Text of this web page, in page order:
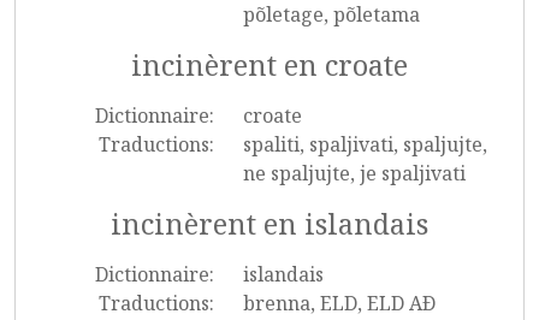
põletage, põletama
incinèrent en croate
Dictionnaire:
croate
Traductions:
spaliti, spaljivati, spaljujte,
ne spaljujte, je spaljivati
incinèrent en islandais
Dictionnaire:
islandais
Traductions:
brenna, ELD, ELD AÐ